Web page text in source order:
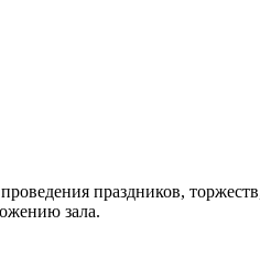
праздников,
зала.